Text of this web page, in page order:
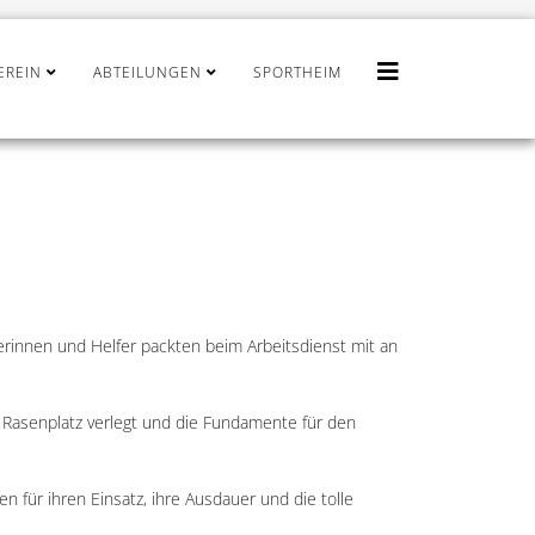
ABTEILUNGEN SPORTHEIM
und Helfer packten beim Arbeitsdienst mit an
verlegt und die Fundamente für den
für ihren Einsatz, ihre Ausdauer und die tolle